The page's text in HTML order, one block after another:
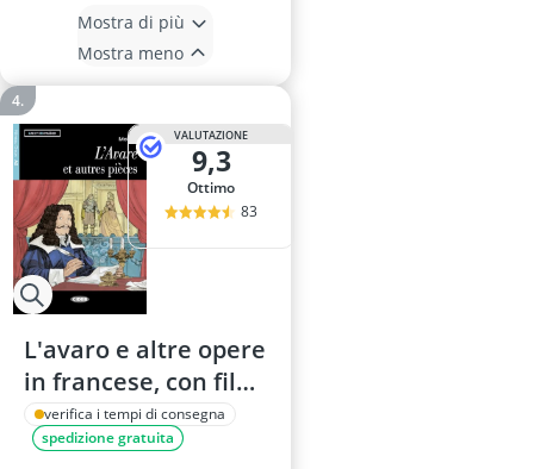
Mostra di più
Mostra meno
VALUTAZIONE
9,3
Ottimo
83
L'avaro e altre opere
in francese, con file
audio e App
verifica i tempi di consegna
spedizione gratuita